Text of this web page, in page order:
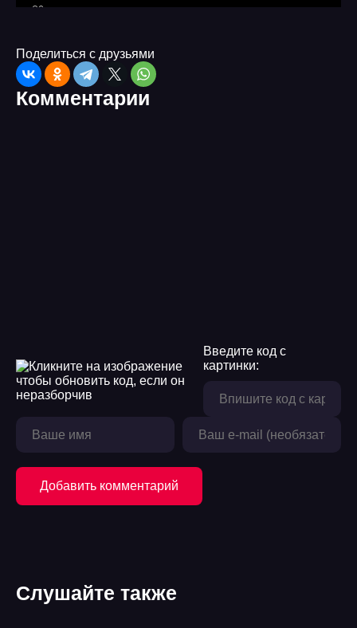
06
Поделиться с друзьями
Комментарии
Введите код с
картинки:
Добавить комментарий
Слушайте также